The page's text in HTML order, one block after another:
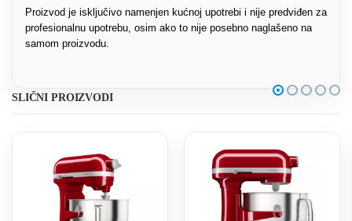
Proizvod je isključivo namenjen kućnoj upotrebi i nije predviđen za
profesionalnu upotrebu, osim ako to nije posebno naglašeno na
samom proizvodu.
SLIČNI PROIZVODI